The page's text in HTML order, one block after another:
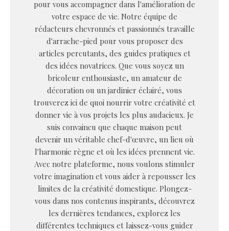
pour vous accompagner dans l'amélioration de
votre espace de vie. Notre équipe de
rédacteurs chevronnés et passionnés travaille
d'arrache-pied pour vous proposer des
articles percutants, des guides pratiques et
des idées novatrices. Que vous soyez un
bricoleur enthousiaste, un amateur de
décoration ou un jardinier éclairé, vous
trouverez ici de quoi nourrir votre créativité et
donner vie à vos projets les plus audacieux. Je
suis convaincu que chaque maison peut
devenir un véritable chef-d'œuvre, un lieu où
l'harmonie règne et où les idées prennent vie.
Avec notre plateforme, nous voulons stimuler
votre imagination et vous aider à repousser les
limites de la créativité domestique. Plongez-
vous dans nos contenus inspirants, découvrez
les dernières tendances, explorez les
différentes techniques et laissez-vous guider